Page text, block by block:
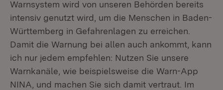
Warnsystem wird von unseren Behörden bereits
intensiv genutzt wird, um die Menschen in Baden-
Württemberg in Gefahrenlagen zu erreichen.
Damit die Warnung bei allen auch ankommt, kann
ich nur jedem empfehlen: Nutzen Sie unsere
Warnkanäle, wie beispielsweise die Warn-App
NINA, und machen Sie sich damit vertraut. Im